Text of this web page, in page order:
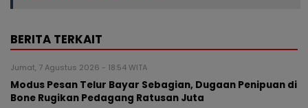
BERITA TERKAIT
Jumat, 7 Agustus 2026 - 18:54 WITA
Modus Pesan Telur Bayar Sebagian, Dugaan Penipuan di
Bone Rugikan Pedagang Ratusan Juta